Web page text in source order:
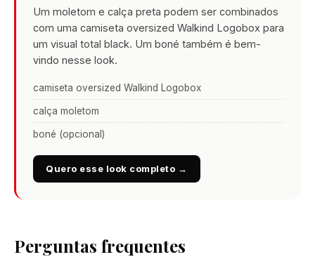
Um moletom e calça preta podem ser combinados
com uma camiseta oversized Walkind Logobox para
um visual total black. Um boné também é bem-
vindo nesse look.
camiseta oversized Walkind Logobox
calça moletom
boné (opcional)
Quero esse look completo →
Perguntas frequentes